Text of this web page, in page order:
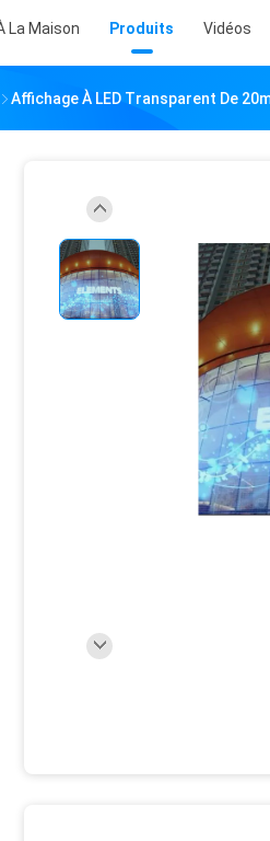
La Maison Produits Vidéos
Affichage À LED Transparent De